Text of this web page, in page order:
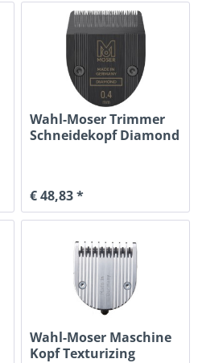
Wahl-Moser Trimmer
Schneidekopf Diamond
€ 48,83 *
Wahl-Moser Maschine
Kopf Texturizing